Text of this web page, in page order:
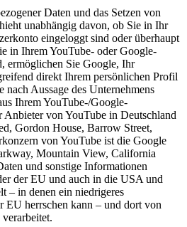
Daten und das Setzen von
unabhängig davon, ob Sie in Ihr
eingeloggt sind oder überhaupt
in Ihrem YouTube- oder Google-
ermöglichen Sie Google, Ihr
direkt Ihrem persönlichen Profil
nach Aussage des Unternehmens
Ihrem YouTube-/Google-
von YouTube in Deutschland
Gordon House, Barrow Street,
von YouTube ist die Google
Mountain View, California
und sonstige Informationen
der EU und auch in die USA und
– in denen ein niedrigeres
EU herrschen kann – und dort von